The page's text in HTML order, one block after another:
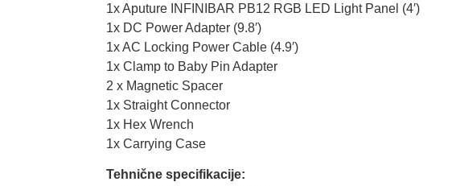
1x Aputure INFINIBAR PB12 RGB LED Light Panel (4′)
1x DC Power Adapter (9.8′)
1x AC Locking Power Cable (4.9′)
1x Clamp to Baby Pin Adapter
2 x Magnetic Spacer
1x Straight Connector
1x Hex Wrench
1x Carrying Case
Tehnične specifikacije: